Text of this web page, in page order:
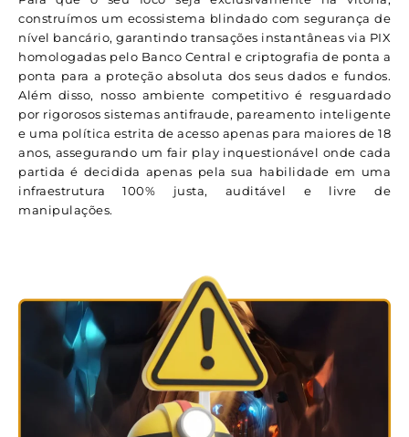
construímos um ecossistema blindado com segurança de
nível bancário, garantindo transações instantâneas via PIX
homologadas pelo Banco Central e criptografia de ponta a
ponta para a proteção absoluta dos seus dados e fundos.
Além disso, nosso ambiente competitivo é resguardado
por rigorosos sistemas antifraude, pareamento inteligente
e uma política estrita de acesso apenas para maiores de 18
anos, assegurando um fair play inquestionável onde cada
partida é decidida apenas pela sua habilidade em uma
infraestrutura 100% justa, auditável e livre de
manipulações.